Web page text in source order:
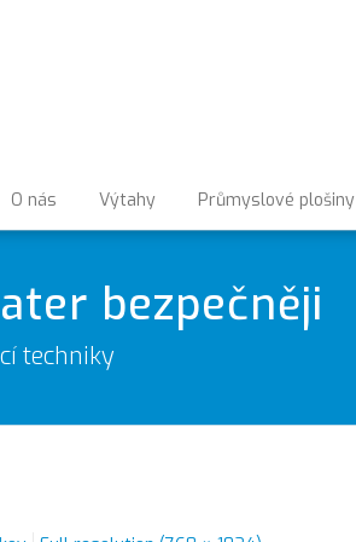
O nás Výtahy Průmyslové plošiny
bezpečněji
techniky